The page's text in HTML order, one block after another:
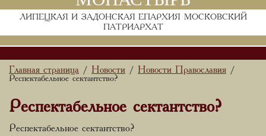
ЛИПЕЦКАЯ И ЗАДОНСКАЯ ЕПАРХИЯ МОСКОВСКИЙ
ПАТРИАРХАТ
Главная страница / Новости / Новости Православия /
Респектабельное сектантство?
Респектабельное сектантство?
Респектабельное сектантство?